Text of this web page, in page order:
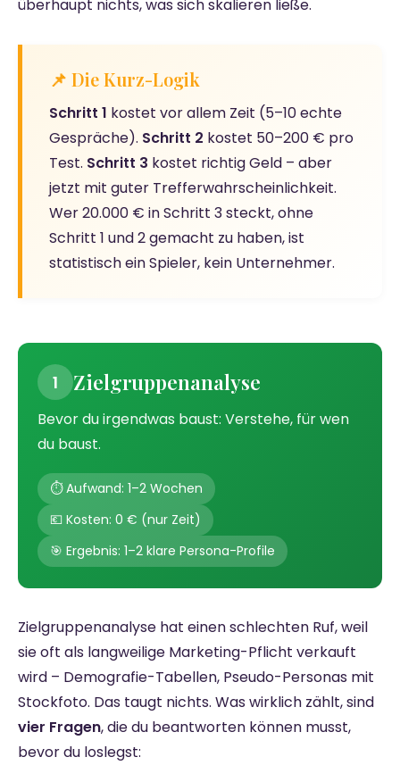
überhaupt nichts, was sich skalieren ließe.
📌 Die Kurz-Logik
Schritt 1 kostet vor allem Zeit (5–10 echte
Gespräche). Schritt 2 kostet 50–200 € pro
Test. Schritt 3 kostet richtig Geld – aber
jetzt mit guter Trefferwahrscheinlichkeit.
Wer 20.000 € in Schritt 3 steckt, ohne
Schritt 1 und 2 gemacht zu haben, ist
statistisch ein Spieler, kein Unternehmer.
1 Zielgruppenanalyse
Bevor du irgendwas baust: Verstehe, für wen
du baust.
⏱️ Aufwand: 1–2 Wochen
💶 Kosten: 0 € (nur Zeit)
🎯 Ergebnis: 1–2 klare Persona-Profile
Zielgruppenanalyse hat einen schlechten Ruf, weil
sie oft als langweilige Marketing-Pflicht verkauft
wird – Demografie-Tabellen, Pseudo-Personas mit
Stockfoto. Das taugt nichts. Was wirklich zählt, sind
vier Fragen, die du beantworten können musst,
bevor du loslegst: